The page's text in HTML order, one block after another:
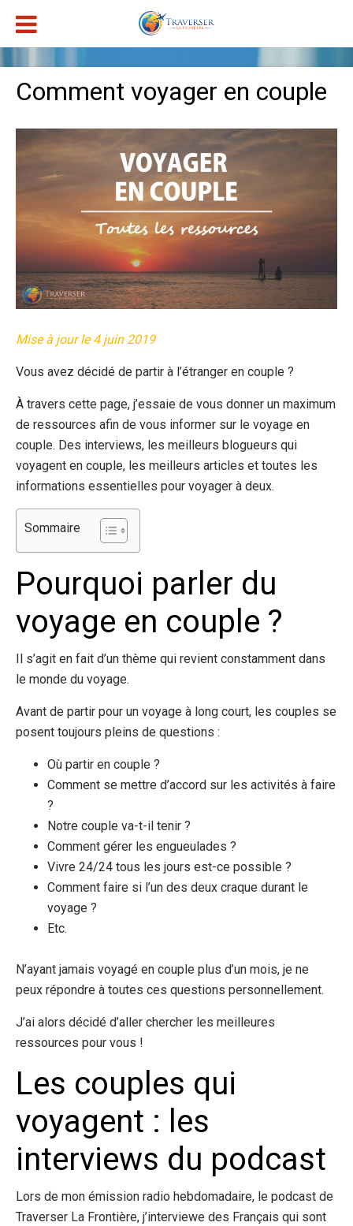
Comment voyager en couple
Mise à jour le 4 juin 2019
Vous avez décidé de partir à l’étranger en couple ?
À travers cette page, j’essaie de vous donner un maximum
de ressources afin de vous informer sur le voyage en
couple. Des interviews, les meilleurs blogueurs qui
voyagent en couple, les meilleurs articles et toutes les
informations essentielles pour voyager à deux.
Sommaire
Pourquoi parler du
voyage en couple ?
Il s’agit en fait d’un thème qui revient constamment dans
le monde du voyage.
Avant de partir pour un voyage à long court, les couples se
posent toujours pleins de questions :
Où partir en couple ?
Comment se mettre d’accord sur les activités à faire
?
Notre couple va-t-il tenir ?
Comment gérer les engueulades ?
Vivre 24/24 tous les jours est-ce possible ?
Comment faire si l’un des deux craque durant le
voyage ?
Etc.
N’ayant jamais voyagé en couple plus d’un mois, je ne
peux répondre à toutes ces questions personnellement.
J’ai alors décidé d’aller chercher les meilleures
ressources pour vous !
Les couples qui
voyagent : les
interviews du podcast
Lors de mon émission radio hebdomadaire, le podcast de
Traverser La Frontière, j’interviewe des Français qui sont